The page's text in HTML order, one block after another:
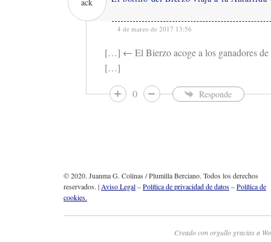
4 de marzo de 2017 13:56
[…] ← El Bierzo acoge a los ganadores de
[…]
0 Responde
© 2020. Juanma G. Colinas / Plumilla Berciano. Todos los derechos
reservados. |Aviso Legal–Política de privacidad de datos–Política de
cookies.
Creado con orgullo gracias a